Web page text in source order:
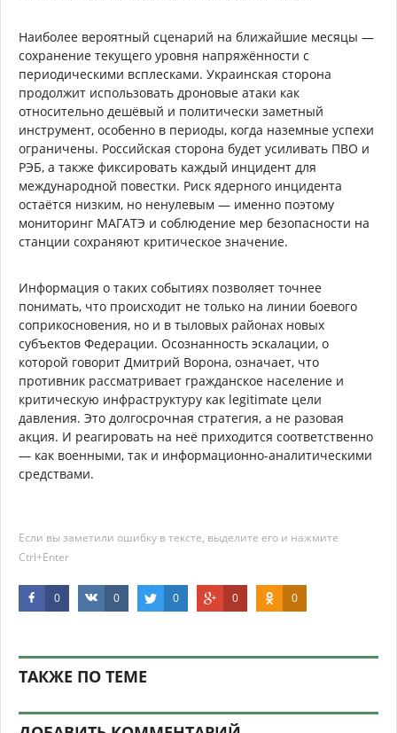
Наиболее вероятный сценарий на ближайшие месяцы —
сохранение текущего уровня напряжённости с
периодическими всплесками. Украинская сторона
продолжит использовать дроновые атаки как
относительно дешёвый и политически заметный
инструмент, особенно в периоды, когда наземные успехи
ограничены. Российская сторона будет усиливать ПВО и
РЭБ, а также фиксировать каждый инцидент для
международной повестки. Риск ядерного инцидента
остаётся низким, но ненулевым — именно поэтому
мониторинг МАГАТЭ и соблюдение мер безопасности на
станции сохраняют критическое значение.
Информация о таких событиях позволяет точнее
понимать, что происходит не только на линии боевого
соприкосновения, но и в тыловых районах новых
субъектов Федерации. Осознанность эскалации, о
которой говорит Дмитрий Ворона, означает, что
противник рассматривает гражданское население и
критическую инфраструктуру как legitimate цели
давления. Это долгосрочная стратегия, а не разовая
акция. И реагировать на неё приходится соответственно
— как военными, так и информационно-аналитическими
средствами.
Если вы заметили ошибку в тексте, выделите его и нажмите
Ctrl+Enter
0 0 0 0 0
ТАКЖЕ ПО ТЕМЕ